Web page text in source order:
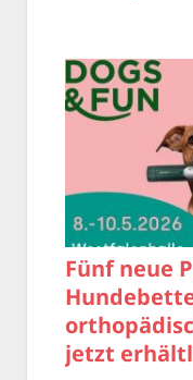
Fünf neue
jetzt